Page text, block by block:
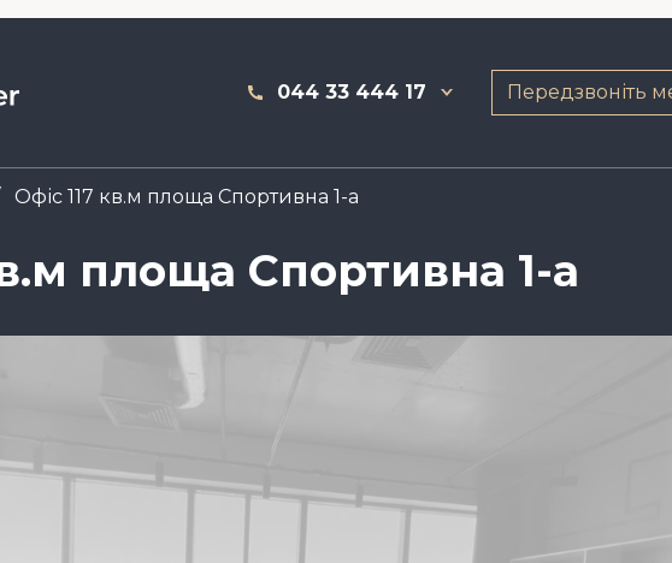
044 33 444 17 Передзвоніть
Офіс 117 кв.м площа Спортивна 1-а
площа Спортивна 1-а